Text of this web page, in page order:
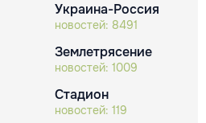
Украина-Россия
новостей: 8491
Землетрясение
новостей: 1009
Стадион
новостей: 119